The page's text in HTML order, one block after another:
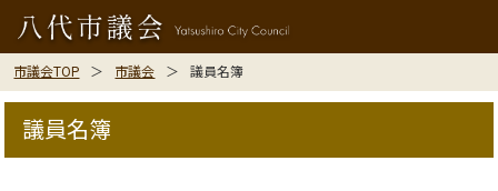
市議会TOP 市議会 議員名簿
議員名簿